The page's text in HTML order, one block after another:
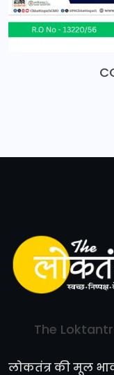
The
लोकतंत्र की मूल